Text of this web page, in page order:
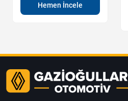
Hemen İncele